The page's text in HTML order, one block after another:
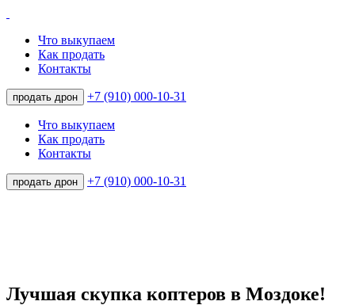
Что выкупаем
Как продать
Контакты
продать дрон +7 (910) 000-10-31
Что выкупаем
Как продать
Контакты
продать дрон +7 (910) 000-10-31
Лучшая скупка коптеров в Моздоке!